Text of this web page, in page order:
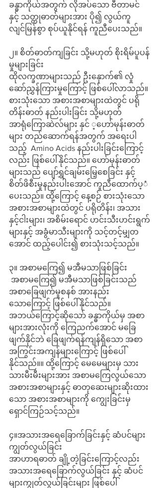
ခန္ဓာကိုယ်အတွက် လိုအပ်သော ဗီတာမင်
နှင့် သတ္တုဓာတ်များအား ပို၍ လွယ်ကူ
လျင်မြန်စွာ စုပ်ယူနိုင်ရန် ကူညီပေးသည်။
၂။ စိတ်ဓာတ်ကျခြင်း သို့မဟုတ် စိုးရိမ်ပူပန်
မှုများခြင်း
ထိုလက္ခဏာများသည် ဦးနှောက်၏ လှုံ
ဆော်ညွှန်ကြားမှုကြောင့် ဖြစ်ပေါ်လာသည်။
စားသုံးသော အစားအစာများထဲတွင် ပရို
တိန်းဓာတ် နည်းပါးခြင်း သို့မဟုတ်
အာရုံကြောဆဲလ်များ နှင် ့ဟော်မုန်းဓာတ်
များ တည်ဆောက်ရန်အတွက် အရေးပါ
သည့်  Amino Acids နည်းပါးခြင်းကြောင့်
လည်း ဖြစ်ပေါ်နိုင်သည်။ ဟော်မုန်းဓာတ်
များသည် ပျော်ရွှင်ချမ်းမြေ့စေခြင်း နှင့်
စိတ်ဖိစီးမှုနည်းပါးအောင် ကူညီထောက်ပ့ံ
ပေးသည်။ ထို့ကြောင့် နေ့စဉ် စားသုံးသော
အစားအစာများထဲတွင် ပရိုတိန်း၊ အသား
နှင့်ငါးများ၊ အစိမ်းရောင် ဟင်းသီးဟင်းရွက်
များနှင့် အခွံမာသီးများကို သင့်တင့်မျှတ
အောင် ထည့်ပေါင်း၍ စားသုံးသင့်သည်။
၃။ အစာမကြေ၍ မအီမသာဖြစ်ခြင်း
အစာခြေဖျက်မှုစနစ် အားနည်း
သောကြောင့် ဖြစ်ပေါ်နိုင်သည်။
အဘယ်ကြောင့်ဆိုသော် ခန္ဓာကိုယ်မှ အစာ
များအားလုံးကို ကြေညက်အောင် မခြေ
ဖျက်နိုင်ဘဲ ခြေဖျက်ရန်ကျန်ရှိသော အစာ
အကြွင်းအကျန်များကြောင့် ဖြစ်ပေါ်
နိုင်သည်။။ ထို့ကြောင့် မေမေများမှ သား
သားမီးမီးများအား အစာမကြေလွယ်သော
အစားအစာများနှင့် ဓာတုဆေးများဆိုးထား
သော အစားအစာများကို ကျွေးခြင်းမှ
ရှောင်ကြဉ်သင့်သည်။
၄။အသားအရေခြောက်ခြင်းနှင့် ဆံပင်များ
ကျွတ်လွယ်ခြင်း
အာဟာရဓာတ် ချို့တဲ့ခြင်းကြောင့်လည်း
အသားအရေခြောက်လွယ်ခြင်း နှင့် ဆံပင်
များကျွတ်လွယ်ခြင်းများ ဖြစ်ပေါ်